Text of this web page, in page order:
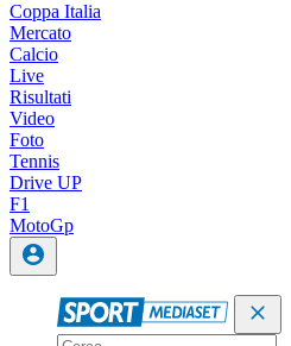
Coppa Italia
Mercato
Calcio
Live
Risultati
Video
Foto
Tennis
Drive UP
F1
MotoGp